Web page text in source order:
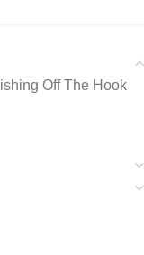
Off The Hook